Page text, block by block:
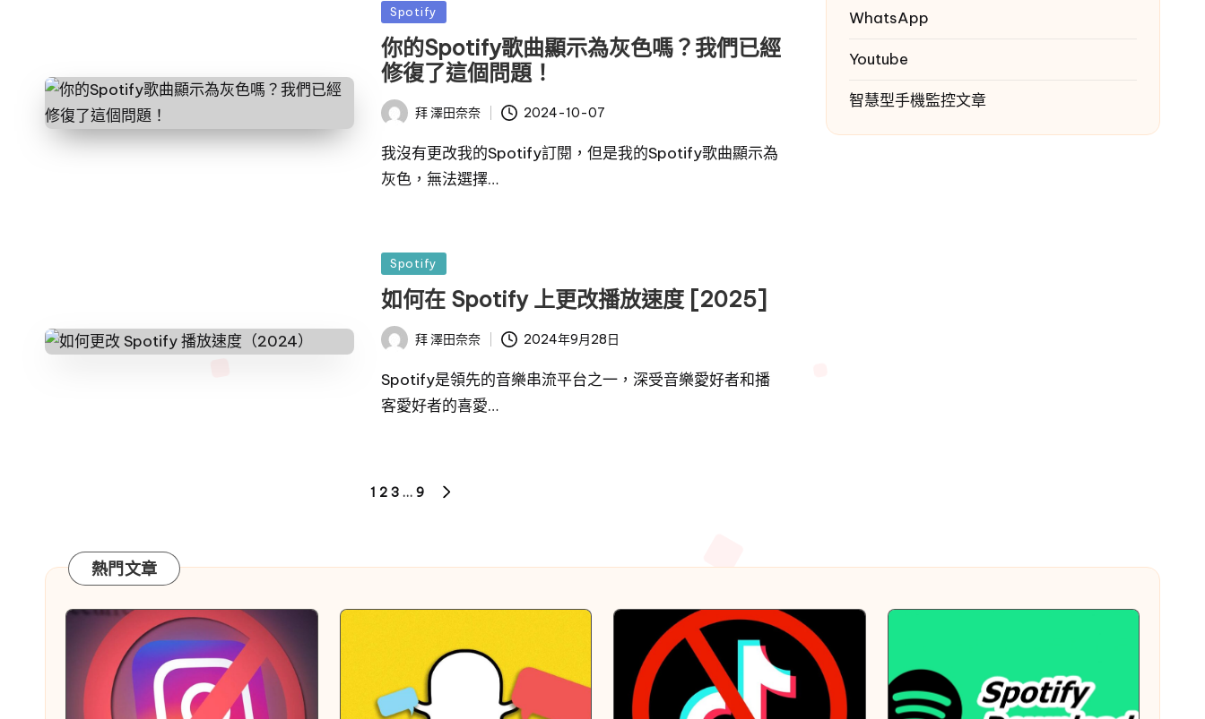
發
佈
於
Spotify
你的Spotify歌曲顯示為灰色嗎？我們已經
修復了這個問題！
發
者
拜澤田奈奈 2024-10-07
我沒有更改我的Spotify訂閱，但是我的Spotify歌曲顯示為
灰色，無法選擇…
發
佈
於
Spotify
如何在 Spotify 上更改播放速度 [2025]
發
者
拜澤田奈奈 2024年9月28日
Spotify是領先的音樂串流平台之一，深受音樂愛好者和播
客愛好者的喜愛…
導
航
1 2 3 … 9
WhatsApp
Youtube
智慧型手機監控文章
熱門文章